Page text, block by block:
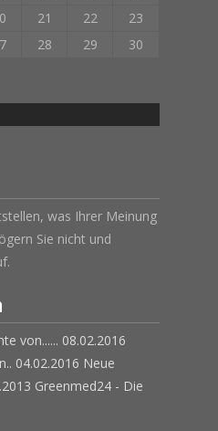
21 22
23
28 29
30
was Ihrer Meinung
Sie nicht und
von...... 08.02.2016
04.02.2016 Neue
Greenmed24 - Die